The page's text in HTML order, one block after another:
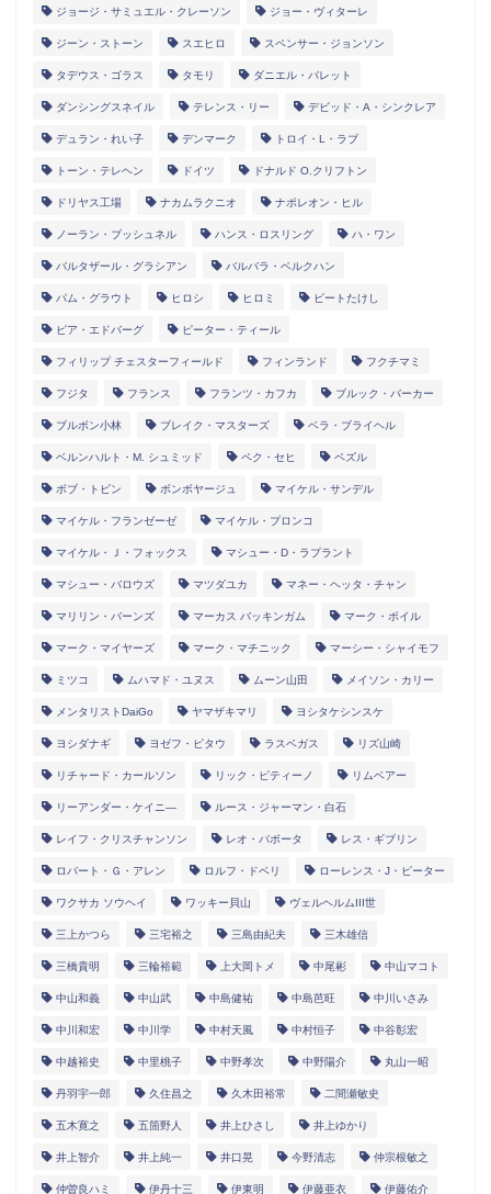
ジョージ・サミュエル・クレーソン ジョー・ヴィターレ
ジーン・ストーン スエヒロ スペンサー・ジョンソン
タデウス・ゴラス タモリ ダニエル・バレット
ダンシングスネイル テレンス・リー デビッド・A・シンクレア
デュラン・れい子 デンマーク トロイ・L・ラブ
トーン・テレヘン ドイツ ドナルド O.クリフトン
ドリヤス工場 ナカムラクニオ ナポレオン・ヒル
ノーラン・ブッシュネル ハンス・ロスリング ハ・ワン
バルタザール・グラシアン バルバラ・ベルクハン
パム・グラウト ヒロシ ヒロミ ビートたけし
ピア・エドバーグ ピーター・ティール
フィリップ チェスターフィールド フィンランド フクチマミ
フジタ フランス フランツ・カフカ ブルック・バーカー
ブルボン小林 ブレイク・マスターズ ベラ・ブライヘル
ベルンハルト・M. シュミッド ペク・セヒ ペズル
ボブ・トビン ボンボヤージュ マイケル・サンデル
マイケル・フランゼーゼ マイケル・プロンコ
マイケル・Ｊ・フォックス マシュー・D・ラプラント
マシュー・バロウズ マツダユカ マネー・ヘッタ・チャン
マリリン・バーンズ マーカス バッキンガム マーク・ボイル
マーク・マイヤーズ マーク・マチニック マーシー・シャイモフ
ミツコ ムハマド・ユヌス ムーン山田 メイソン・カリー
メンタリストDaiGo ヤマザキマリ ヨシタケシンスケ
ヨシダナギ ヨゼフ・ピタウ ラスベガス リズ山崎
リチャード・カールソン リック・ピティーノ リムベアー
リーアンダー・ケイニ― ルース・ジャーマン・白石
レイフ・クリスチャンソン レオ・バボータ レス・ギブリン
ロバート・Ｇ・アレン ロルフ・ドベリ ローレンス・J・ピーター
ワクサカ ソウヘイ ワッキー貝山 ヴェルヘルムIII世
三上かつら 三宅裕之 三島由紀夫 三木雄信
三橋貴明 三輪裕範 上大岡トメ 中尾彬 中山マコト
中山和義 中山武 中島健祐 中島芭旺 中川いさみ
中川和宏 中川学 中村天風 中村恒子 中谷彰宏
中越裕史 中里桃子 中野孝次 中野陽介 丸山一昭
丹羽宇一郎 久住昌之 久木田裕常 二間瀬敏史
五木寛之 五箇野人 井上ひさし 井上ゆかり
井上智介 井上純一 井口晃 今野清志 仲宗根敏之
仲曽良ハミ 伊丹十三 伊東明 伊藤亜衣 伊藤佑介